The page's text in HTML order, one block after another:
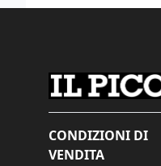
CONDIZIONI DI
VENDITA